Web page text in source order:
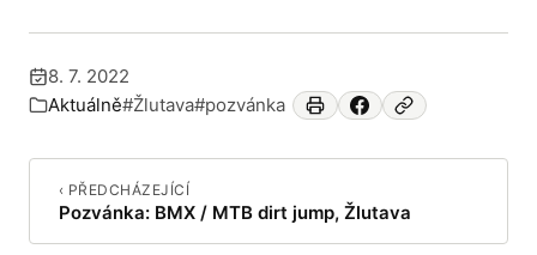
Publikováno:
8. 7. 2022
Zařazeno v:
Aktuálně#Žlutava#pozvánka
‹ PŘEDCHÁZEJÍCÍ
Pozvánka: BMX / MTB dirt jump, Žlutava